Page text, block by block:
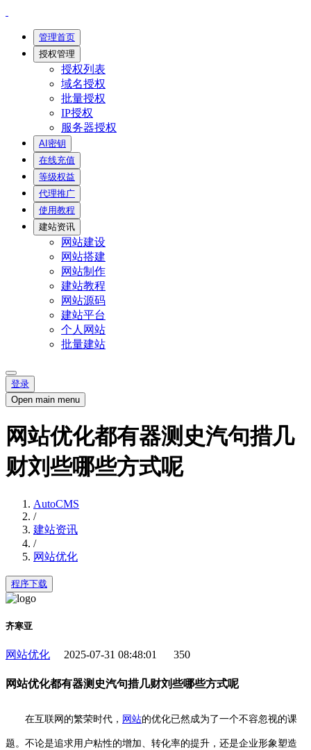
管理首页
授权管理
授权列表
域名授权
批量授权
IP授权
服务器授权
AI密钥
在线充值
等级权益
代理推广
使用教程
建站资讯
网站建设
网站搭建
网站制作
建站教程
网站源码
建站平台
个人网站
批量建站
登录
Open main menu
网站优化都有器测史汽句措几
财刘些哪些方式呢
AutoCMS
/
建站资讯
/
网站优化
程序下载
齐寒亚
网站优化 2025-07-31 08:48:01 350
网站优化都有器测史汽句措几财刘些哪些方式呢
在互联网的繁荣时代， 网站的优化已然成为了一个不容忽视的课
题。不论是追求用户粘性的增加、转化率的提升，还是企业形象塑造